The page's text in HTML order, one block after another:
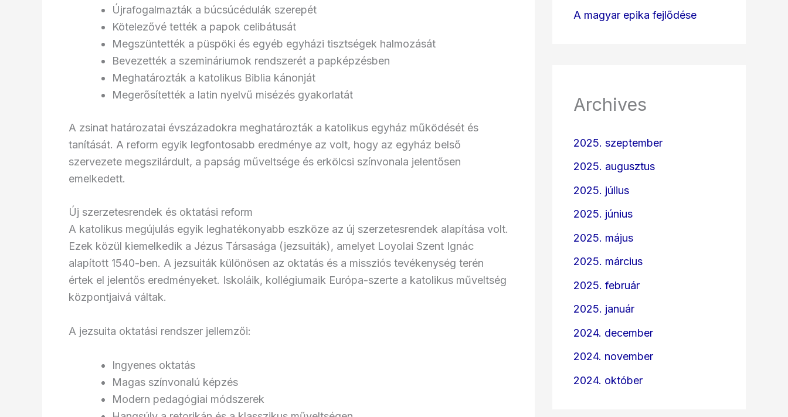
Újrafogalmazták a búcsúcédulák szerepét
Kötelezővé tették a papok celibátusát
Megszüntették a püspöki és egyéb egyházi tisztségek halmozását
Bevezették a szemináriumok rendszerét a papképzésben
Meghatározták a katolikus Biblia kánonját
Megerősítették a latin nyelvű misézés gyakorlatát
A zsinat határozatai évszázadokra meghatározták a katolikus egyház működését és
tanítását. A reform egyik legfontosabb eredménye az volt, hogy az egyház belső
szervezete megszilárdult, a papság műveltsége és erkölcsi színvonala jelentősen
emelkedett.
Új szerzetesrendek és oktatási reform
A katolikus megújulás egyik leghatékonyabb eszköze az új szerzetesrendek alapítása volt.
Ezek közül kiemelkedik a Jézus Társasága (jezsuiták), amelyet Loyolai Szent Ignác
alapított 1540-ben. A jezsuiták különösen az oktatás és a missziós tevékenység terén
értek el jelentős eredményeket. Iskoláik, kollégiumaik Európa-szerte a katolikus műveltség
központjaivá váltak.
A jezsuita oktatási rendszer jellemzői:
Ingyenes oktatás
Magas színvonalú képzés
Modern pedagógiai módszerek
A magyar epika fejlődése
Archives
2025. szeptember
2025. augusztus
2025. július
2025. június
2025. május
2025. március
2025. február
2025. január
2024. december
2024. november
2024. október